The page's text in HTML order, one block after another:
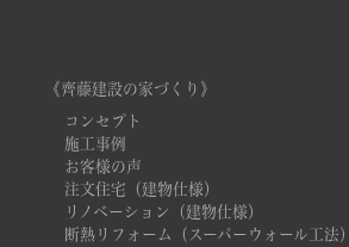
《齊藤建設の家づくり》
コンセプト
施工事例
お客様の声
注文住宅（建物仕様）
リノベーション（建物仕様）
断熱リフォーム（スーパーウォール工法）